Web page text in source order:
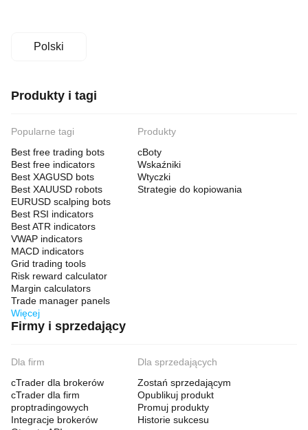
Polski
Produkty i tagi
Popularne tagi
Best free trading bots
Best free indicators
Best XAGUSD bots
Best XAUUSD robots
EURUSD scalping bots
Best RSI indicators
Best ATR indicators
VWAP indicators
MACD indicators
Grid trading tools
Risk reward calculator
Margin calculators
Trade manager panels
Więcej
Produkty
cBoty
Wskaźniki
Wtyczki
Strategie do kopiowania
Firmy i sprzedający
Dla firm
cTrader dla brokerów
cTrader dla firm
proptradingowych
Integracje brokerów
Dla sprzedających
Zostań sprzedającym
Opublikuj produkt
Promuj produkty
Historie sukcesu